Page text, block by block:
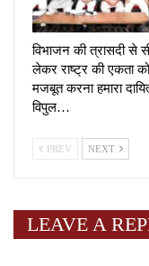
विभाजन की त्रासदी से
लेकर राष्ट्र की एकता
मजबूत करना हमारा
विपुल…
PREV NEXT
LEAVE A